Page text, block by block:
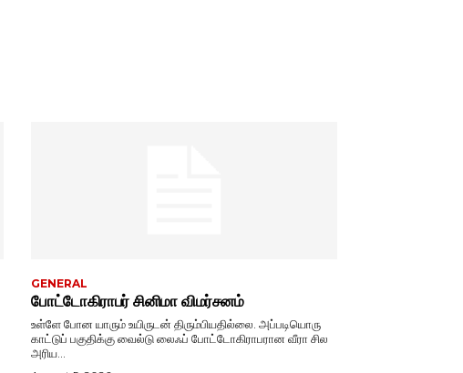
GENERAL
போட்டோகிராபர் சினிமா விமர்சனம்
உள்ளே போன யாரும் உயிருடன் திரும்பியதில்லை. அப்படியொரு
காட்டுப் பகுதிக்கு வைல்டு லைஃப் போட்டோகிராபரான வீரா சில
அரிய...